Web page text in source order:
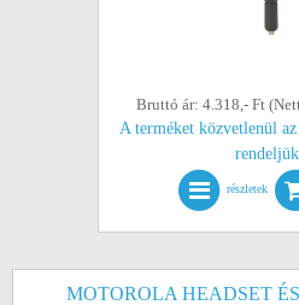
Bruttó ár: 4.318,- Ft
A terméket közvetlenül
rendeljük.
részletek
MOTOROLA HEADSET